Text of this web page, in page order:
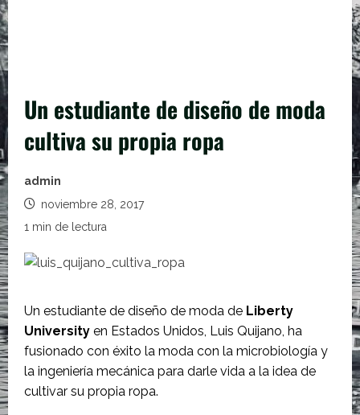
Un estudiante de diseño de moda
cultiva su propia ropa
admin
noviembre 28, 2017
1 min de lectura
Un estudiante de diseño de moda de Liberty
University en Estados Unidos, Luis Quijano, ha
fusionado con éxito la moda con la microbiología y
la ingeniería mecánica para darle vida a la idea de
cultivar su propia ropa.